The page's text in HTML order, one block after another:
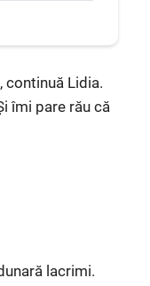
continuă Lidia.
îmi pare rău că
lacrimi.